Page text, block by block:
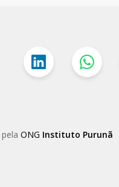
pelaONG Instituto Purunã